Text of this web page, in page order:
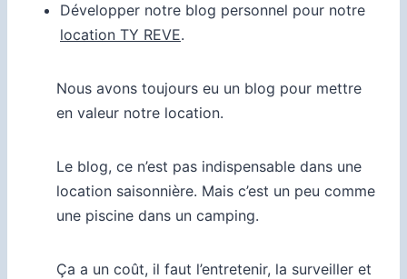
Développer notre blog personnel pour notre
location TY REVE.
Nous avons toujours eu un blog pour mettre
en valeur notre location.
Le blog, ce n’est pas indispensable dans une
location saisonnière. Mais c’est un peu comme
une piscine dans un camping.
Ça a un coût, il faut l’entretenir, la surveiller et